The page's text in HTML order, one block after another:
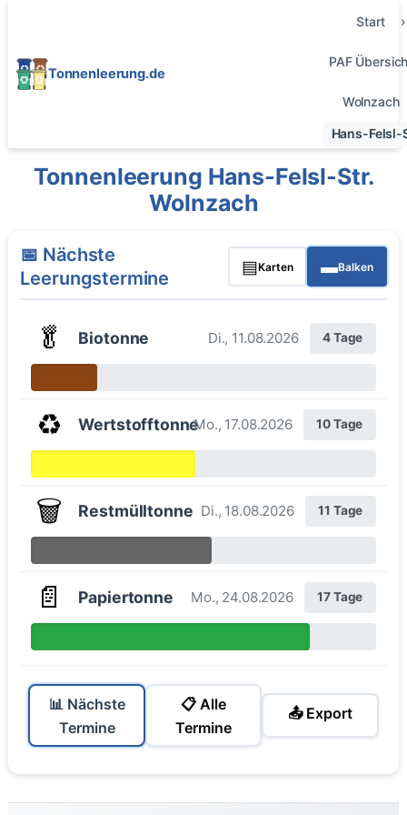
Tonnenleerung.de
Start
PAF
Wolnzach
Hans-Felsl-
Tonnenleerung Hans-Felsl-Str.
Wolnzach
📅 Nächste
Leerungstermine
▤Karten ▬Balken
🥬 Biotonne Di., 11.08.2026 4 Tage
♻️ WertstofftonneMo., 17.08.2026 10 Tage
🗑️ Restmülltonne Di., 18.08.2026 11 Tage
📄 Papiertonne Mo., 24.08.2026 17 Tage
📊 Nächste
Termine
📋 Alle
Termine
📤 Export